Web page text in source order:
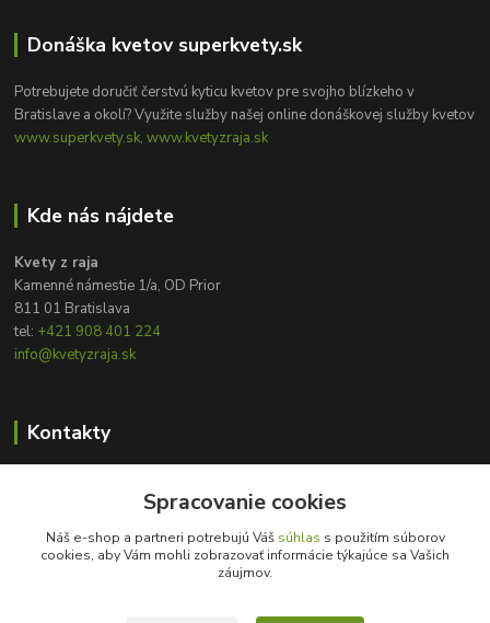
Donáška kvetov superkvety.sk
Potrebujete doručiť čerstvú kyticu kvetov pre svojho blízkeho v
Bratislave a okolí? Využite služby našej online donáškovej služby kvetov
www.superkvety.sk, www.kvetyzraja.sk
Kde nás nájdete
Kvety z raja
Kamenné námestie 1/a, OD Prior
811 01 Bratislava
tel: +421 908 401 224
info@kvetyzraja.sk
Kontakty
+421 908 401 224
info@kvetyzraja.sk
Spracovanie cookies
Náš e-shop a partneri potrebujú Váš súhlas s použitím súborov
cookies, aby Vám mohli zobrazovať informácie týkajúce sa Vašich
záujmov.